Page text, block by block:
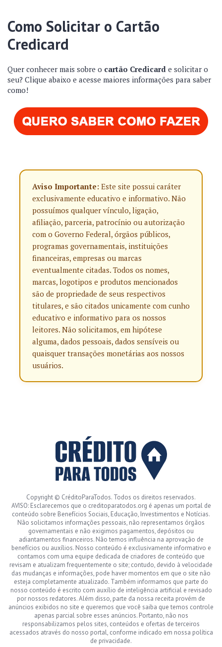
Como Solicitar o Cartão
Credicard
Quer conhecer mais sobre o cartão Credicard e solicitar o
seu? Clique abaixo e acesse maiores informações para saber
como!
Aviso Importante: Este site possui caráter
exclusivamente educativo e informativo. Não
possuímos qualquer vínculo, ligação,
afiliação, parceria, patrocínio ou autorização
com o Governo Federal, órgãos públicos,
programas governamentais, instituições
financeiras, empresas ou marcas
eventualmente citadas. Todos os nomes,
marcas, logotipos e produtos mencionados
são de propriedade de seus respectivos
titulares, e são citados unicamente com cunho
educativo e informativo para os nossos
leitores. Não solicitamos, em hipótese
alguma, dados pessoais, dados sensíveis ou
quaisquer transações monetárias aos nossos
usuários.
Copyright © CréditoParaTodos. Todos os direitos reservados.
AVISO: Esclarecemos que o creditoparatodos.org é apenas um portal de
conteúdo sobre Benefícios Sociais, Educação, Investimentos e Notícias.
Não solicitamos informações pessoais, não representamos órgãos
governamentais e não exigimos pagamentos, depósitos ou
adiantamentos financeiros. Não temos influência na aprovação de
benefícios ou auxílios. Nosso conteúdo é exclusivamente informativo e
contamos com uma equipe dedicada de criadores de conteúdo que
revisam e atualizam frequentemente o site; contudo, devido à velocidade
das mudanças e informações, pode haver momentos em que o site não
esteja completamente atualizado. Também informamos que parte do
nosso conteúdo é escrito com auxílio de inteligência artificial e revisado
por nossos redatores. Além disso, parte da nossa receita provém de
anúncios exibidos no site e queremos que você saiba que temos controle
apenas parcial sobre esses anúncios. Portanto, não nos
responsabilizamos pelos sites, conteúdos e ofertas de terceiros
acessados através do nosso portal, conforme indicado em nossa política
de privacidade.